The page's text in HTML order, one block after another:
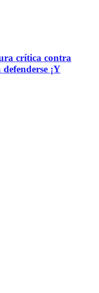
crítica contra
¡Y